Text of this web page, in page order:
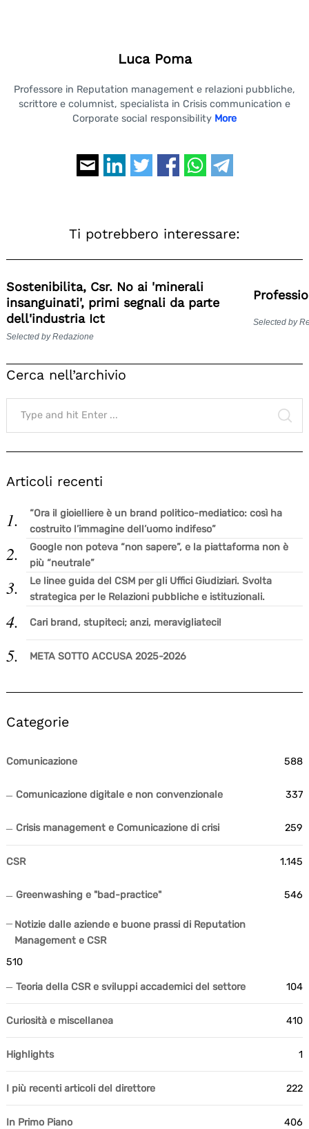
Luca Poma
Professore in Reputation management e relazioni pubbliche,
scrittore e columnist, specialista in Crisis communication e
Corporate social responsibility More
Ti potrebbero interessare:
Sostenibilita, Csr. No ai 'minerali
insanguinati', primi segnali da parte
dell'industria Ict
Selected by Redazione
Selected by
Cerca nell’archivio
Search
for:
Articoli recenti
“Ora il gioielliere è un brand politico-mediatico: così ha
costruito l’immagine dell’uomo indifeso”
Google non poteva “non sapere”, e la piattaforma non è
più “neutrale”
Le linee guida del CSM per gli Uffici Giudiziari. Svolta
strategica per le Relazioni pubbliche e istituzionali.
Cari brand, stupiteci; anzi, meravigliateci!
META SOTTO ACCUSA 2025-2026
Categorie
Comunicazione 588
Comunicazione digitale e non convenzionale 337
Crisis management e Comunicazione di crisi 259
CSR 1.145
Greenwashing e "bad-practice" 546
Notizie dalle aziende e buone prassi di Reputation
Management e CSR
510
Teoria della CSR e sviluppi accademici del settore 104
Curiosità e miscellanea 410
Highlights 1
I più recenti articoli del direttore 222
In Primo Piano 406